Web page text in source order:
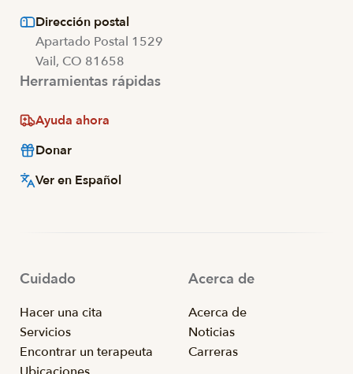
Dirección postal
Apartado Postal 1529
Vail, CO 81658
Herramientas rápidas
Ayuda ahora
Donar
Ver en Español
Cuidado
Hacer una cita
Servicios
Encontrar un terapeuta
Acerca de
Acerca de
Noticias
Carreras